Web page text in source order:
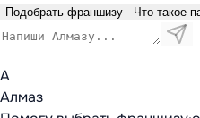
Подобрать франшизу Что такое
А
Алмаз